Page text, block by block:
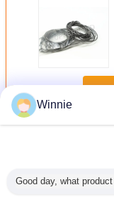
JeszczeCzęści
Winnie
Good day, what